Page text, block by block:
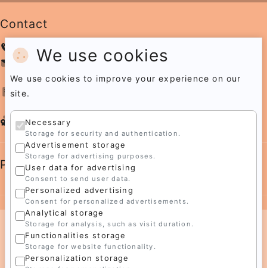
We use cookies
We use cookies to improve your experience on our
site.
Necessary
Storage for security and authentication.
Advertisement storage
Storage for advertising purposes.
User data for advertising
Consent to send user data.
Personalized advertising
Consent for personalized advertisements.
Analytical storage
Storage for analysis, such as visit duration.
Functionalities storage
Storage for website functionality.
Personalization storage
Contact
+31 6 12 89 06 45
info@irmavangemert.com
Eendracht 53
5711LM Someren
CoC 74833510
Pagina's
© 2026 Irma's Atelier
Created by